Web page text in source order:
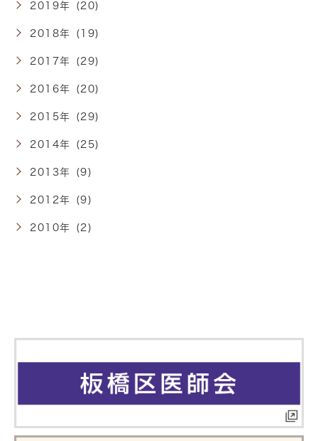
2019年 (20)
2018年 (19)
2017年 (29)
2016年 (20)
2015年 (29)
2014年 (25)
2013年 (9)
2012年 (9)
2010年 (2)